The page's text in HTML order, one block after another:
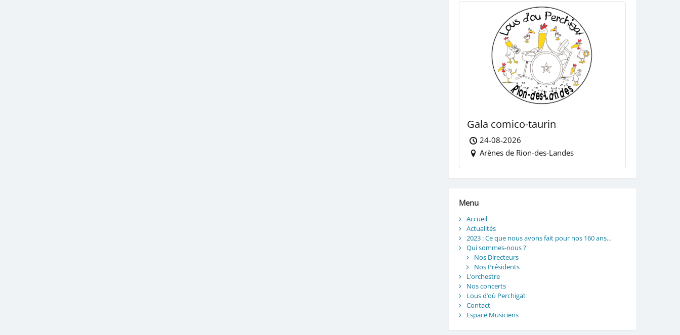
Gala comico-taurin
24-08-2026
Arènes de Rion-des-Landes
Menu
Accueil
Actualités
2023 : Ce que nous avons fait pour nos 160 ans…
Qui sommes-nous ?
Nos Directeurs
Nos Présidents
L’orchestre
Nos concerts
Lous d’où Perchigat
Contact
Espace Musiciens